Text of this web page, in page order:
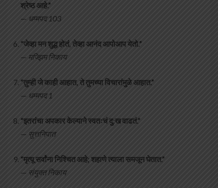
श्रेष्ठ आहे.”
— धम्मपद 103
“जेव्हा मन शुद्ध होतं, तेव्हा आनंद आपोआप येतो.”
— मज्झिम निकाय
“तुम्ही जे काही आहात, ते तुमच्या विचारांमुळे आहात.”
— धम्मपद 1
“इतरांचा अपकार केल्याने स्वतःचं दु:ख वाढतं.”
— सुत्तनिपात
“मृत्यू सर्वांना निश्चित आहे; शहाणे त्याला समजून घेतात.”
— संयुक्त निकाय